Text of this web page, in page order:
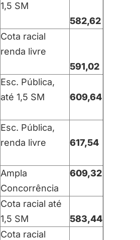
1,5 SM
582,62
Cota racial
renda livre
591,02
Esc. Pública,
até 1,5 SM
609,64
Esc. Pública,
renda livre
617,54
Ampla
Concorrência
609,32
Cota racial até
1,5 SM
583,44
Cota racial